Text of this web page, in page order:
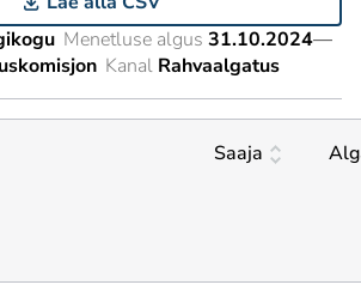
Menetluse algus 31.10.2024—
Kanal Rahvaalgatus
Saaja